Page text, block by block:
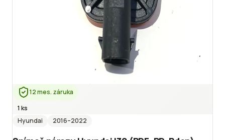
12 mes. záruka
1 ks
Hyundai
2016–2022